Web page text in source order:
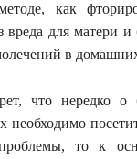
как
вреда для матери
в
что нередко о
необходимо
то к